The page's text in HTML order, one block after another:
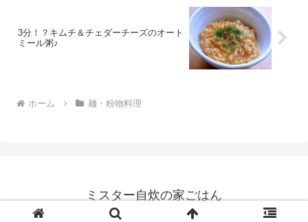
3分！？キムチ＆チェダーチーズのオート
ミール粥♪
ホーム 麺・粉物料理
ミスター自炊の家ごはん
© 2021 ミスター自炊の家ごはん.